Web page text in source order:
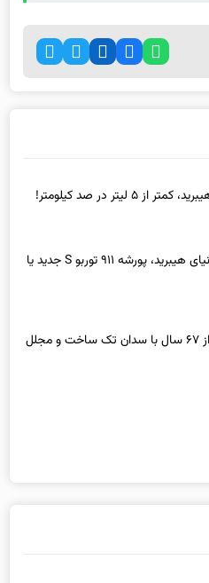
۵ لیتر در صد کیلومتر!
نبرد اسطوره‌ها در دنیای هیبرید، پورشه ۹۱۱ توربو S جدید یا
بازگشت پاکارد پس از ۶۷ سال با سدان تک ساخت و مجلل